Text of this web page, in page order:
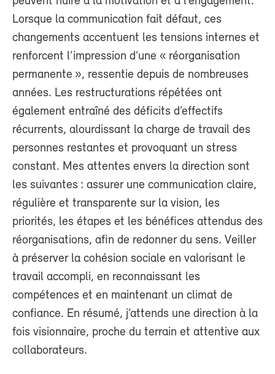
Lorsque la communication fait défaut, ces
changements accentuent les tensions internes et
renforcent l’impression d’une « réorganisation
permanente », ressentie depuis de nombreuses
années. Les restructurations répétées ont
également entraîné des déficits d’effectifs
récurrents, alourdissant la charge de travail des
personnes restantes et provoquant un stress
constant. Mes attentes envers la direction sont
les suivantes : assurer une communication claire,
régulière et transparente sur la vision, les
priorités, les étapes et les bénéfices attendus des
réorganisations, afin de redonner du sens. Veiller
à préserver la cohésion sociale en valorisant le
travail accompli, en reconnaissant les
compétences et en maintenant un climat de
confiance. En résumé, j’attends une direction à la
fois visionnaire, proche du terrain et attentive aux
collaborateurs.